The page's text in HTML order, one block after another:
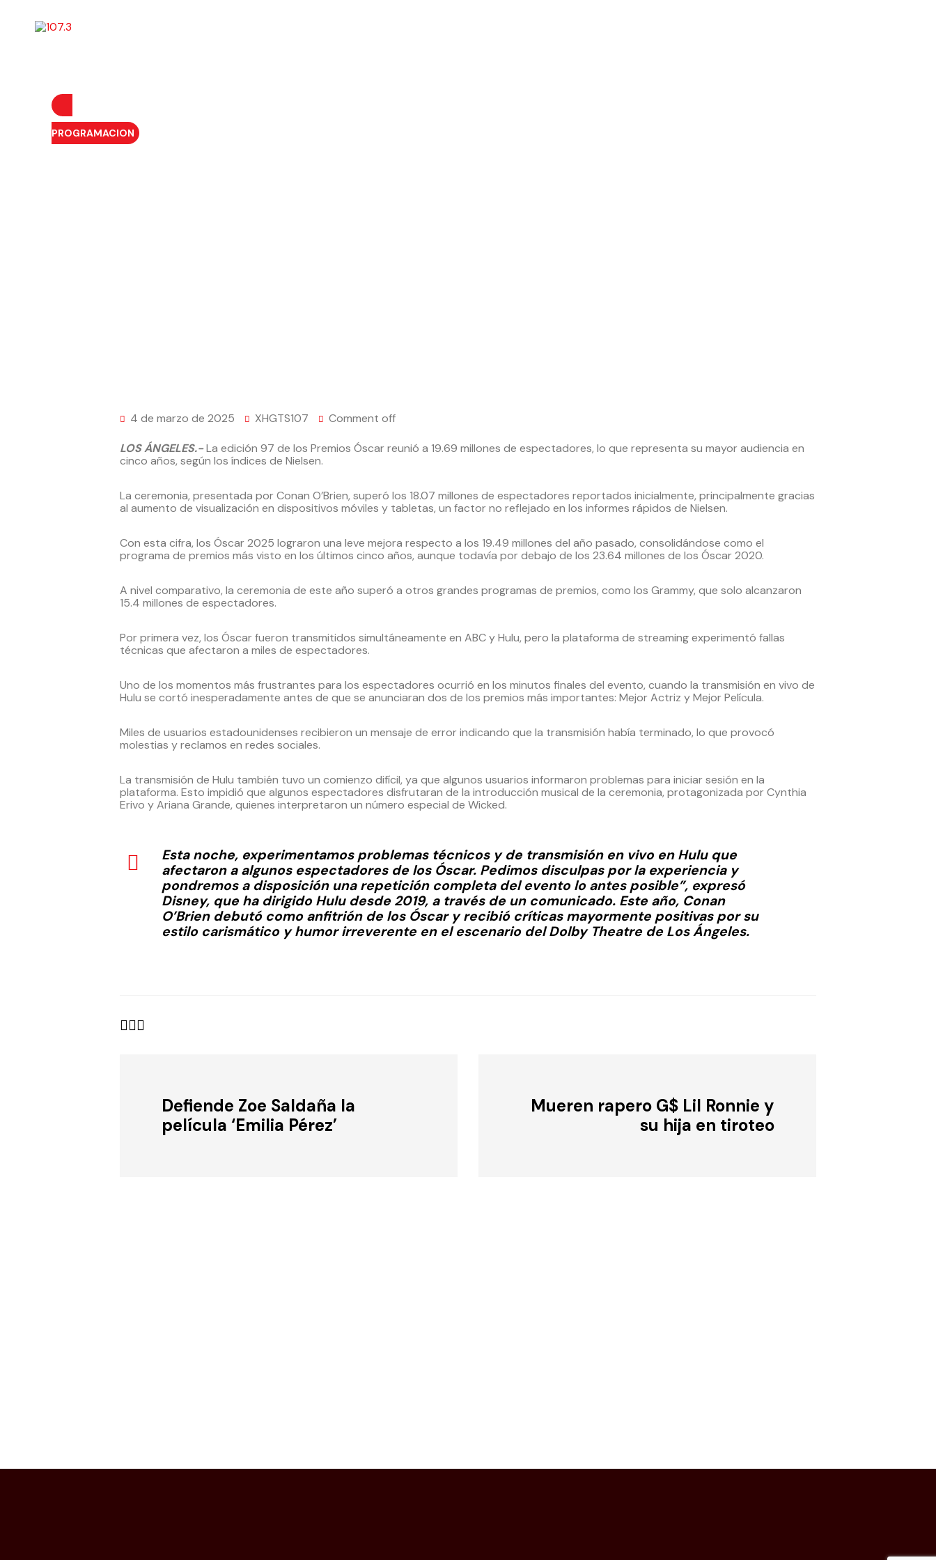
PROGRAMACION
4 de marzo de 2025 XHGTS107 Comment off
LOS ÁNGELES.-La edición 97 de los Premios Óscar reunió a 19.69 millones de espectadores, lo que representa su mayor audiencia en
cinco años, según los índices de Nielsen.
La ceremonia, presentada por Conan O’Brien, superó los 18.07 millones de espectadores reportados inicialmente, principalmente gracias
al aumento de visualización en dispositivos móviles y tabletas, un factor no reflejado en los informes rápidos de Nielsen.
Con esta cifra, los Óscar 2025 lograron una leve mejora respecto a los 19.49 millones del año pasado, consolidándose como el
programa de premios más visto en los últimos cinco años, aunque todavía por debajo de los 23.64 millones de los Óscar 2020.
A nivel comparativo, la ceremonia de este año superó a otros grandes programas de premios, como los Grammy, que solo alcanzaron
15.4 millones de espectadores.
Por primera vez, los Óscar fueron transmitidos simultáneamente en ABC y Hulu, pero la plataforma de streaming experimentó fallas
técnicas que afectaron a miles de espectadores.
Uno de los momentos más frustrantes para los espectadores ocurrió en los minutos finales del evento, cuando la transmisión en vivo de
Hulu se cortó inesperadamente antes de que se anunciaran dos de los premios más importantes: Mejor Actriz y Mejor Película.
Miles de usuarios estadounidenses recibieron un mensaje de error indicando que la transmisión había terminado, lo que provocó
molestias y reclamos en redes sociales.
La transmisión de Hulu también tuvo un comienzo difícil, ya que algunos usuarios informaron problemas para iniciar sesión en la
plataforma. Esto impidió que algunos espectadores disfrutaran de la introducción musical de la ceremonia, protagonizada por Cynthia
Erivo y Ariana Grande, quienes interpretaron un número especial de Wicked.
Esta noche, experimentamos problemas técnicos y de transmisión en vivo en Hulu que
afectaron a algunos espectadores de los Óscar. Pedimos disculpas por la experiencia y
pondremos a disposición una repetición completa del evento lo antes posible”, expresó
Disney, que ha dirigido Hulu desde 2019, a través de un comunicado. Este año, Conan
O’Brien debutó como anfitrión de los Óscar y recibió críticas mayormente positivas por su
estilo carismático y humor irreverente en el escenario del Dolby Theatre de Los Ángeles.
Defiende Zoe Saldaña la
película ‘Emilia Pérez’
Mueren rapero G$ Lil Ronnie y
su hija en tiroteo